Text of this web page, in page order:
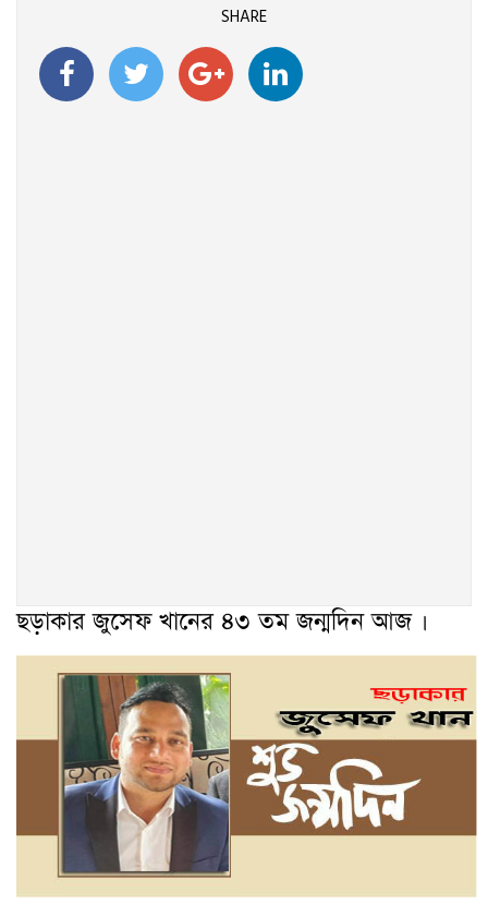
SHARE
ছড়াকার জুসেফ খানের ৪৩ তম জন্মদিন আজ ।